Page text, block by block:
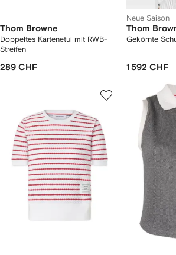
Thom Browne
Doppeltes Kartenetui mit RWB-
Streifen
289 CHF
Neue Saison
Thom
Gekörnte
1 592 CHF